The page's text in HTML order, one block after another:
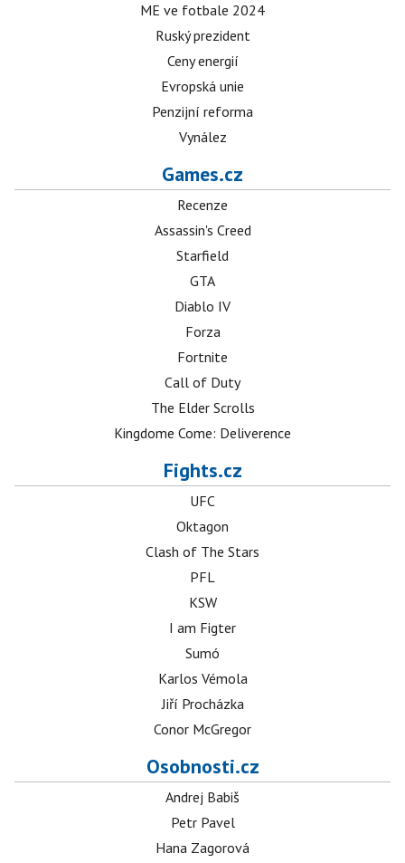
ME ve fotbale 2024
Ruský prezident
Ceny energií
Evropská unie
Penzijní reforma
Vynález
Games.cz
Recenze
Assassin's Creed
Starfield
GTA
Diablo IV
Forza
Fortnite
Call of Duty
The Elder Scrolls
Kingdome Come: Deliverence
Fights.cz
UFC
Oktagon
Clash of The Stars
PFL
KSW
I am Figter
Sumó
Karlos Vémola
Jiří Procházka
Conor McGregor
Osobnosti.cz
Andrej Babiš
Petr Pavel
Hana Zagorová